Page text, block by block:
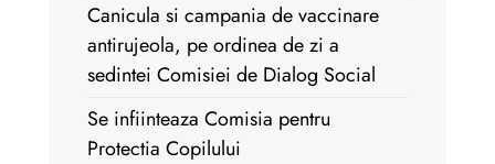
Canicula si campania de vaccinare
antirujeola, pe ordinea de zi a
sedintei Comisiei de Dialog Social
Se infiinteaza Comisia pentru
Protectia Copilului